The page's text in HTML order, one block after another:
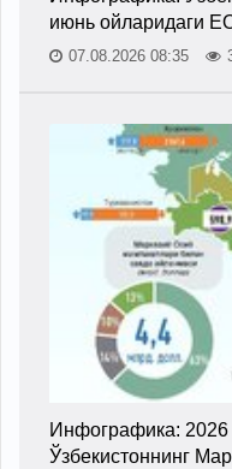
июнь ойларидаги
07.08.2026 08:35
Инфографика:
Ўзбекистоннинг